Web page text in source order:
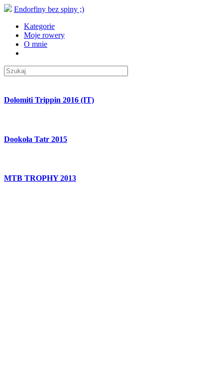
Endorfiny bez spiny ;)
Kategorie
Moje rowery
O mnie
Dolomiti Trippin 2016 (IT)
Dookoła Tatr 2015
MTB TROPHY 2013